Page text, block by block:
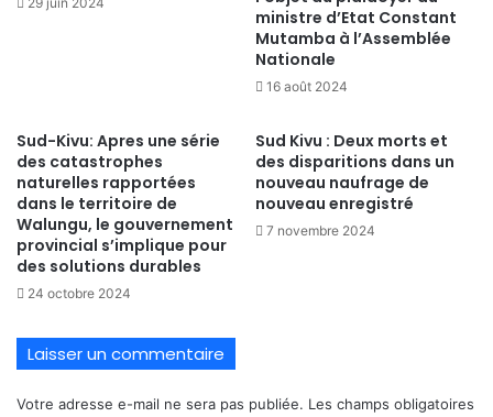
ministre d’Etat Constant
Mutamba à l’Assemblée
Nationale
16 août 2024
Sud-Kivu: Apres une série
des catastrophes
naturelles rapportées
dans le territoire de
Walungu, le gouvernement
provincial s’implique pour
des solutions durables
24 octobre 2024
Sud Kivu : Deux morts et
des disparitions dans un
nouveau naufrage de
nouveau enregistré
7 novembre 2024
Laisser un commentaire
Votre adresse e-mail ne sera pas publiée. Les champs obligatoires